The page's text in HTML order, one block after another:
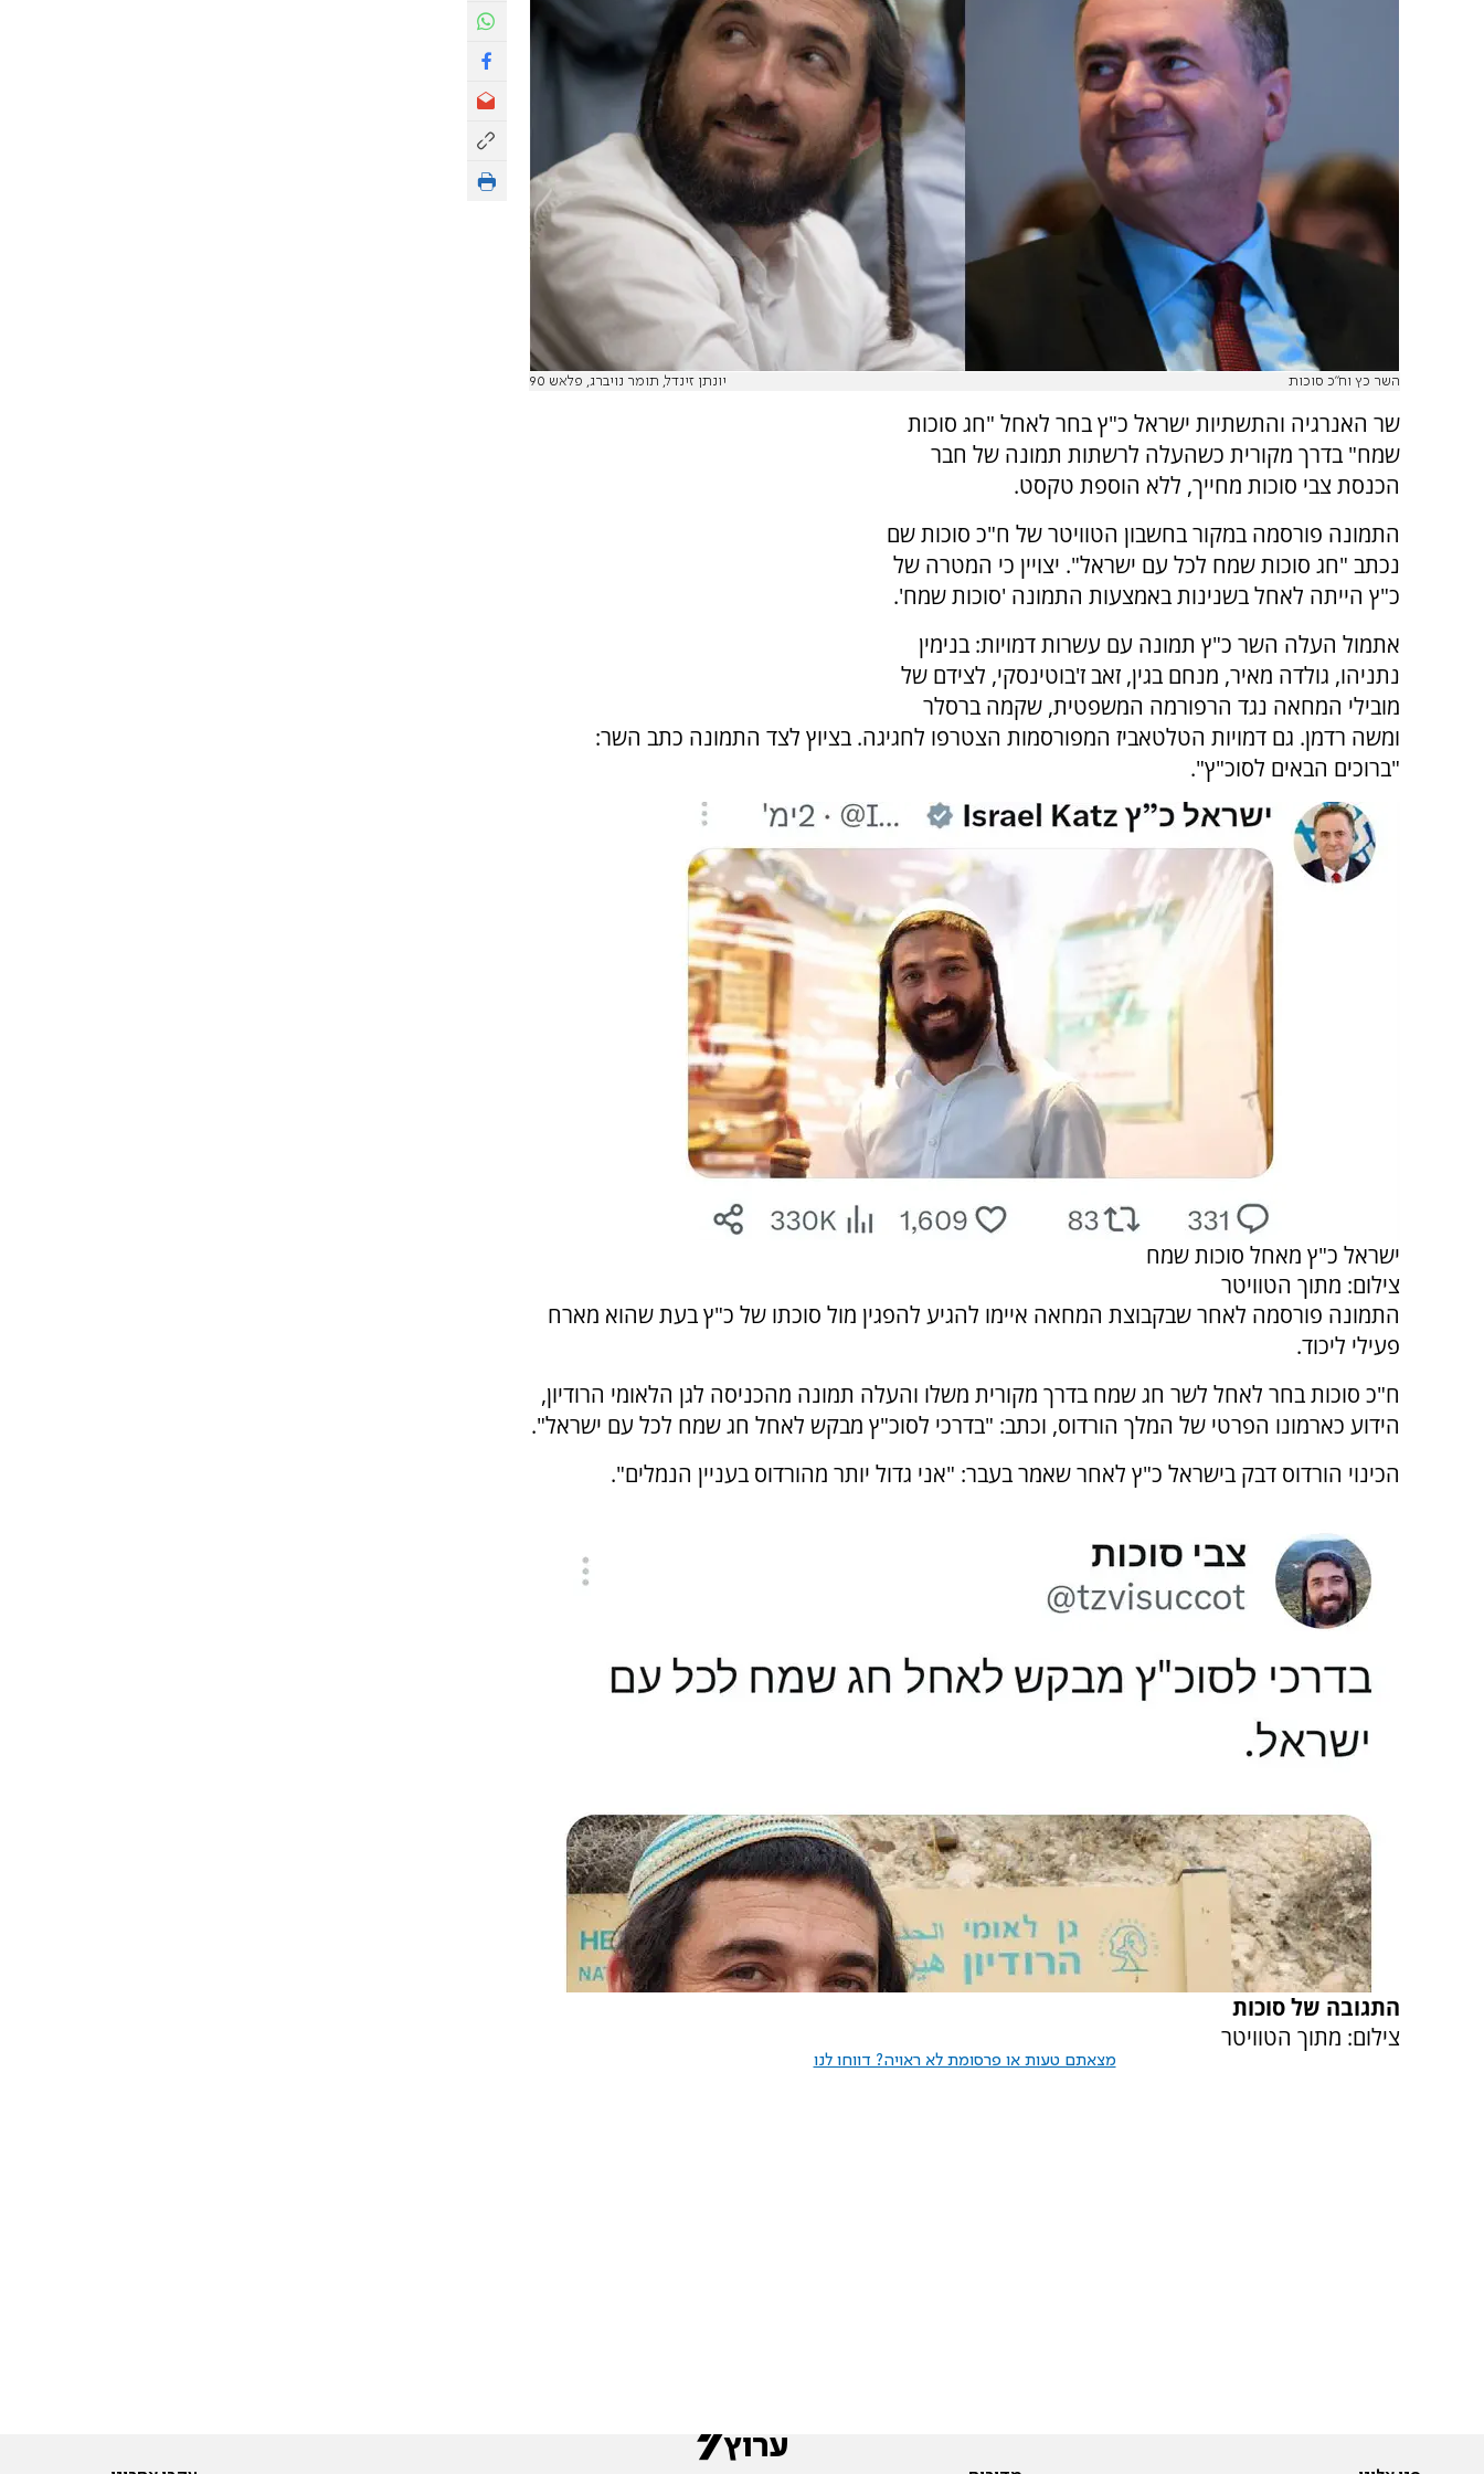
השר כץ וח"כ סוכות יונתן זינדל, תומר נויברג, פלאש 90
שר האנרגיה והתשתיות ישראל כ"ץ בחר לאחל "חג סוכות
שמח" בדרך מקורית כשהעלה לרשתות תמונה של חבר
הכנסת צבי סוכות מחייך, ללא הוספת טקסט.
התמונה פורסמה במקור בחשבון הטוויטר של ח"כ סוכות שם
נכתב "חג סוכות שמח לכל עם ישראל". יצויין כי המטרה של
כ"ץ הייתה לאחל בשנינות באמצעות התמונה 'סוכות שמח'.
אתמול העלה השר כ"ץ תמונה עם עשרות דמויות: בנימין
נתניהו, גולדה מאיר, מנחם בגין, זאב ז'בוטינסקי, לצידם של
מובילי המחאה נגד הרפורמה המשפטית, שקמה ברסלר
ומשה רדמן. גם דמויות הטלטאביז המפורסמות הצטרפו לחגיגה. בציוץ לצד התמונה כתב השר:
"ברוכים הבאים לסוכ"ץ".
ישראל כ"ץ מאחל סוכות שמח
צילום: מתוך הטוויטר
התמונה פורסמה לאחר שבקבוצת המחאה איימו להגיע להפגין מול סוכתו של כ"ץ בעת שהוא מארח
פעילי ליכוד.
ח"כ סוכות בחר לאחל לשר חג שמח בדרך מקורית משלו והעלה תמונה מהכניסה לגן הלאומי הרודיון,
הידוע כארמונו הפרטי של המלך הורדוס, וכתב: "בדרכי לסוכ"ץ מבקש לאחל חג שמח לכל עם ישראל".
הכינוי הורדוס דבק בישראל כ"ץ לאחר שאמר בעבר: "אני גדול יותר מהורדוס בעניין הנמלים".
התגובה של סוכות
צילום: מתוך הטוויטר
מצאתם טעות או פרסומת לא ראויה? דווחו לנו